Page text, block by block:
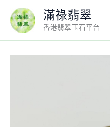
content
滿祿翡翠
香港翡翠玉石平台